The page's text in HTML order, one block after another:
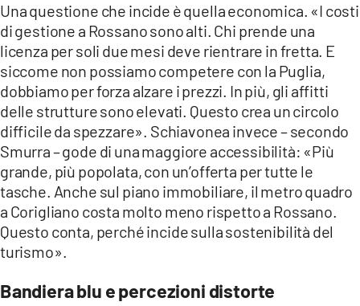
Una questione che incide è quella economica. «I costi
di gestione a Rossano sono alti. Chi prende una
licenza per soli due mesi deve rientrare in fretta. E
siccome non possiamo competere con la Puglia,
dobbiamo per forza alzare i prezzi. In più, gli affitti
delle strutture sono elevati. Questo crea un circolo
difficile da spezzare». Schiavonea invece – secondo
Smurra – gode di una maggiore accessibilità: «Più
grande, più popolata, con un’offerta per tutte le
tasche. Anche sul piano immobiliare, il metro quadro
a Corigliano costa molto meno rispetto a Rossano.
Questo conta, perché incide sulla sostenibilità del
turismo».
Bandiera blu e percezioni distorte